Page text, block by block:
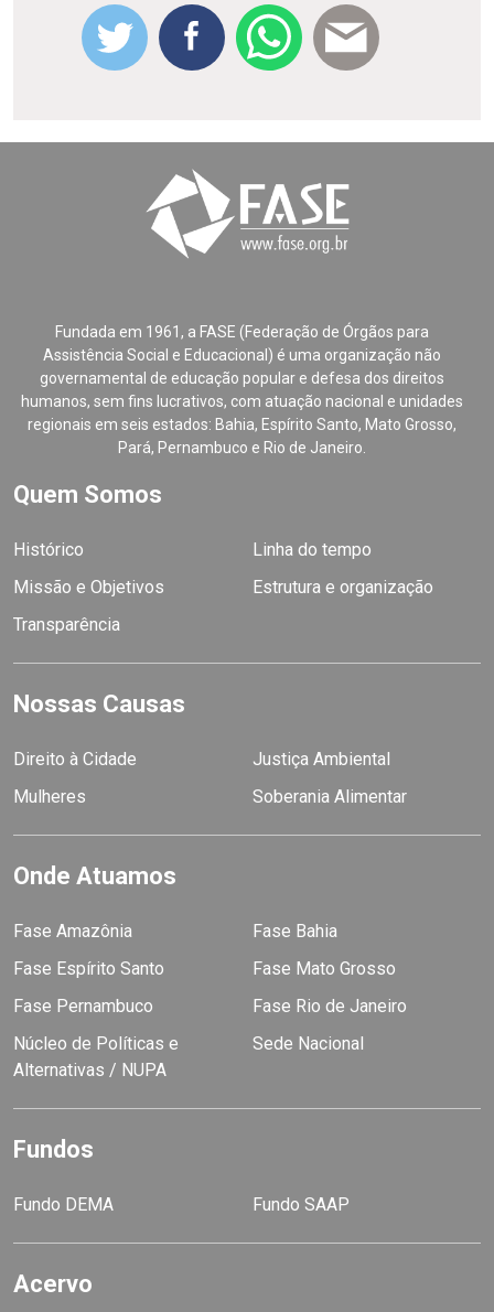
Fundada em 1961, a FASE (Federação de Órgãos para
Assistência Social e Educacional) é uma organização não
governamental de educação popular e defesa dos direitos
humanos, sem fins lucrativos, com atuação nacional e unidades
regionais em seis estados: Bahia, Espírito Santo, Mato Grosso,
Pará, Pernambuco e Rio de Janeiro.
Quem Somos
Histórico
Linha do tempo
Missão e Objetivos
Estrutura e organização
Transparência
Nossas Causas
Direito à Cidade
Justiça Ambiental
Mulheres
Soberania Alimentar
Onde Atuamos
Fase Amazônia
Fase Bahia
Fase Espírito Santo
Fase Mato Grosso
Fase Pernambuco
Fase Rio de Janeiro
Núcleo de Políticas e
Alternativas / NUPA
Sede Nacional
Fundos
Fundo DEMA Fundo SAAP
Acervo